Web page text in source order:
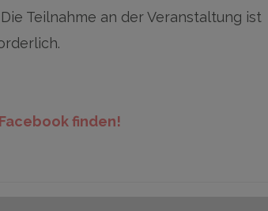
Teilnahme an der Veranstaltung ist
finden!